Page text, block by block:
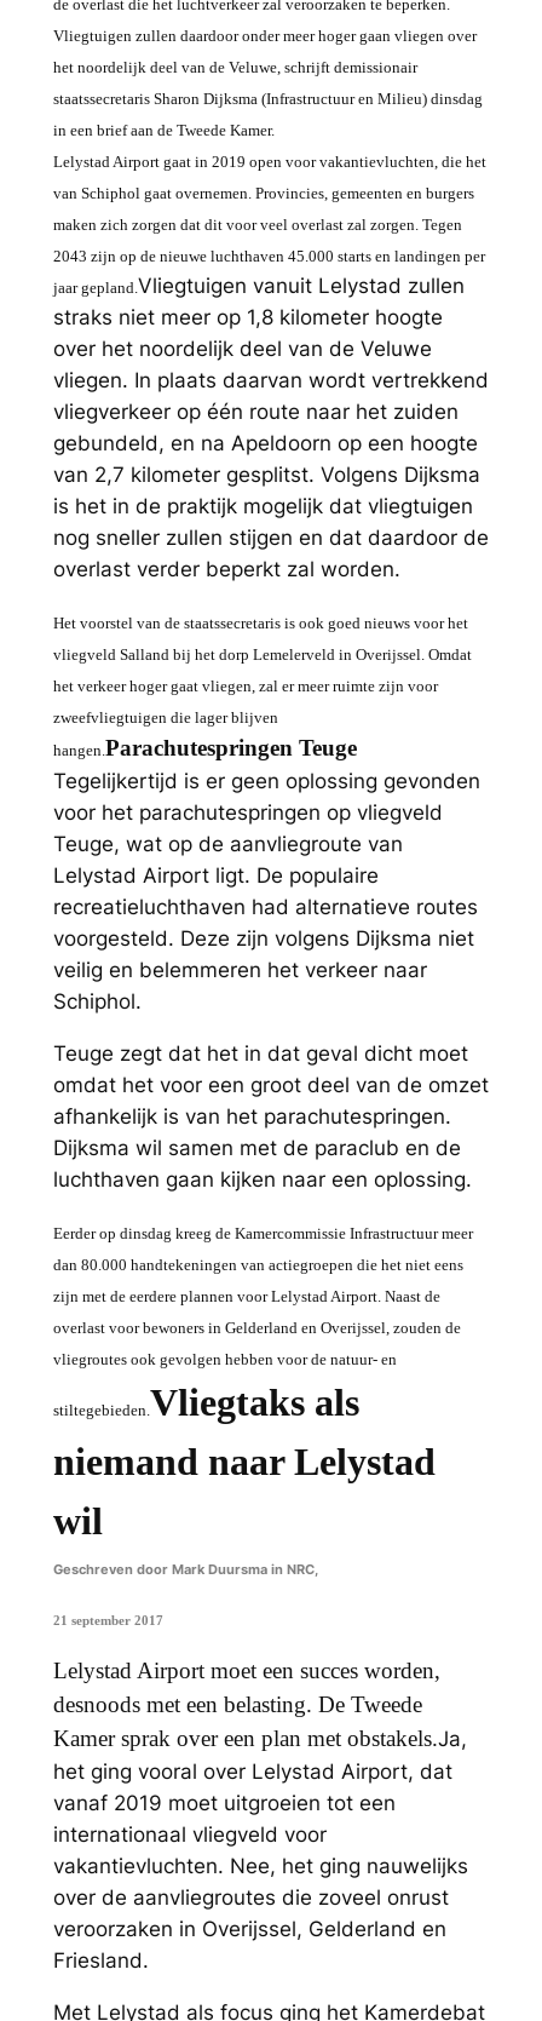
de overlast die het luchtverkeer zal veroorzaken te beperken.
Vliegtuigen zullen daardoor onder meer hoger gaan vliegen over
het noordelijk deel van de Veluwe, schrijft demissionair
staatssecretaris Sharon Dijksma (Infrastructuur en Milieu) dinsdag
in een brief aan de Tweede Kamer.
Lelystad Airport gaat in 2019 open voor vakantievluchten, die het
van Schiphol gaat overnemen. Provincies, gemeenten en burgers
maken zich zorgen dat dit voor veel overlast zal zorgen. Tegen
2043 zijn op de nieuwe luchthaven 45.000 starts en landingen per
jaar gepland.Vliegtuigen vanuit Lelystad zullen
straks niet meer op 1,8 kilometer hoogte
over het noordelijk deel van de Veluwe
vliegen. In plaats daarvan wordt vertrekkend
vliegverkeer op één route naar het zuiden
gebundeld, en na Apeldoorn op een hoogte
van 2,7 kilometer gesplitst. Volgens Dijksma
is het in de praktijk mogelijk dat vliegtuigen
nog sneller zullen stijgen en dat daardoor de
overlast verder beperkt zal worden.
Het voorstel van de staatssecretaris is ook goed nieuws voor het
vliegveld Salland bij het dorp Lemelerveld in Overijssel. Omdat
het verkeer hoger gaat vliegen, zal er meer ruimte zijn voor
zweefvliegtuigen die lager blijven
hangen. Parachutespringen Teuge
Tegelijkertijd is er geen oplossing gevonden
voor het parachutespringen op vliegveld
Teuge, wat op de aanvliegroute van
Lelystad Airport ligt. De populaire
recreatieluchthaven had alternatieve routes
voorgesteld. Deze zijn volgens Dijksma niet
veilig en belemmeren het verkeer naar
Schiphol.
Teuge zegt dat het in dat geval dicht moet
omdat het voor een groot deel van de omzet
afhankelijk is van het parachutespringen.
Dijksma wil samen met de paraclub en de
luchthaven gaan kijken naar een oplossing.
Eerder op dinsdag kreeg de Kamercommissie Infrastructuur meer
dan 80.000 handtekeningen van actiegroepen die het niet eens
zijn met de eerdere plannen voor Lelystad Airport. Naast de
overlast voor bewoners in Gelderland en Overijssel, zouden de
vliegroutes ook gevolgen hebben voor de natuur- en
stiltegebieden. Vliegtaks als
niemand naar Lelystad
wil
Geschreven door Mark Duursma in NRC,
21 september 2017
Lelystad Airport moet een succes worden,
desnoods met een belasting. De Tweede
Kamer sprak over een plan met obstakels.Ja,
het ging vooral over Lelystad Airport, dat
vanaf 2019 moet uitgroeien tot een
internationaal vliegveld voor
vakantievluchten. Nee, het ging nauwelijks
over de aanvliegroutes die zoveel onrust
veroorzaken in Overijssel, Gelderland en
Friesland.
Met Lelystad als focus ging het Kamerdebat